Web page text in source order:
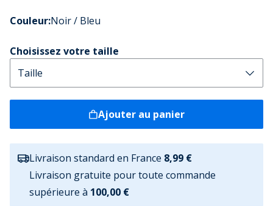
Couleur:Noir / Bleu
Choisissez votre taille
Ajouter au panier
Livraison standard en France 8,99 €
Livraison gratuite pour toute commande
supérieure à 100,00 €